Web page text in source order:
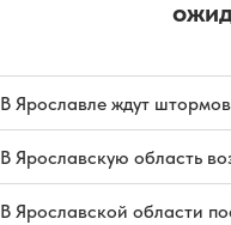
В Ярославле ждут
В Ярославскую область
В Ярославской области